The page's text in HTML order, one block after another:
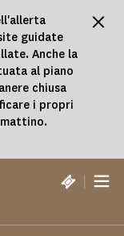
guidate
Anche la
al piano
chiusa
i propri
|